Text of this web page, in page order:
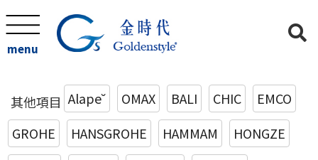
menu
其他項目 Alape˘ OMAX BALI CHIC
EMCO
GROHE
HANSGROHE HAMMAM
HONGZE